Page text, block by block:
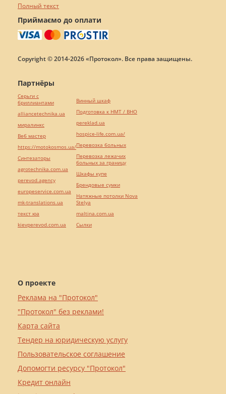
Полный текст
Приймаємо до оплати
Copyright © 2014-2026 «Протокол». Все права защищены.
О проекте
Реклама на "Протокол"
"Протокол" без реклами!
Карта сайта
Тендер на юридическую услугу
Пользовательское соглашение
Допомогти ресурсу "Протокол"
Кредит онлайн
Партнёры
Серьги с
бриллиантами
alliancetechnika.ua
миралинкс
Веб мастер
https://motokosmos.ua/
Синтезаторы
agrotechnika.com.ua
perevod.agency
europeservice.com.ua
mk-translations.ua
текст юа
kievperevod.com.ua
Винный шкаф
Подготовка к НМТ / ВНО
pereklad.ua
hospice-life.com.ua/
Перевозка больных
Перевозка лежачих
больных за границу
Шкафы купе
Брендовые сумки
Натяжные потолки Nova
Stelya
maltina.com.ua
Cылки